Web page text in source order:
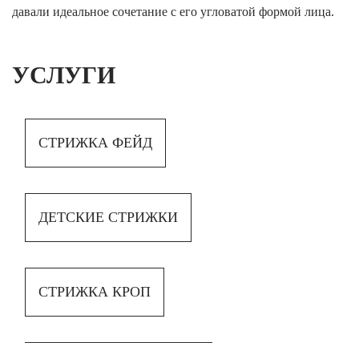
УСЛУГИ
СТРИЖКА ФЕЙД
ДЕТСКИЕ СТРИЖКИ
СТРИЖКА КРОП
давали идеальное сочетание с его угловатой формой лица.